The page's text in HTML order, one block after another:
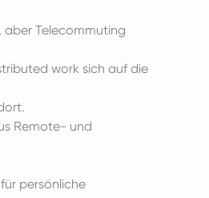
aber Telecommuting
work sich auf die
Remote- und
persönliche